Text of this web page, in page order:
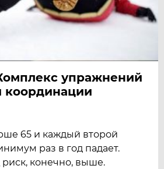
упражнений
координации
65 и каждый второй
раз в год падает.
конечно, выше.